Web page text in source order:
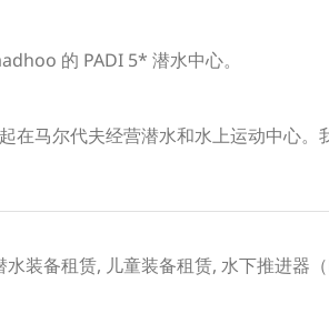
的 PADI 5* 潜水中心。
在马尔代夫经营潜水和水上运动中心。
水装备租赁, 儿童装备租赁, 水下推进器